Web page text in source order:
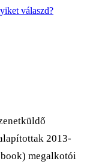
válaszd?
2013-
megalkotói